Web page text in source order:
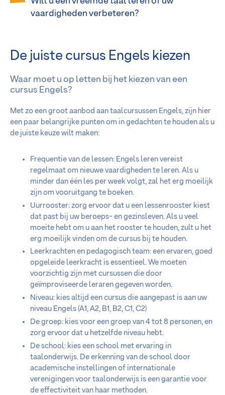
vaardigheden verbeteren?
De juiste cursus Engels kiezen
Waar moet u op letten bij het kiezen van een
cursus Engels?
Met zo een groot aanbod aan taalcursussen Engels, zijn hier
een paar belangrijke punten om in gedachten te houden als u
de juiste keuze wilt maken:
Frequentie van de lessen: Engels leren vereist
regelmaat om nieuwe vaardigheden te leren. Als u
minder dan één les per week volgt, zal het erg moeilijk
zijn om vooruitgang te boeken.
Uurrooster: zorg ervoor dat u een lessenrooster kiest
dat past bij uw beroeps- en gezinsleven. Als u veel
moeite hebt om u aan het rooster te houden, zult u het
erg moeilijk vinden om de cursus bij te houden.
Leerkrachten en pedagogisch team: een ervaren, goed
opgeleide leerkracht is essentieel. We moeten
voorzichtig zijn met cursussen die door
geïmproviseerde leraren gegeven worden.
Niveau: kies altijd een cursus die aangepast is aan uw
niveau Engels (A1, A2, B1, B2, C1, C2)
De groep: kies voor een groep van 4 tot 8 personen, en
zorg ervoor dat u hetzelfde niveau hebt.
De school: kies een school met ervaring in
taalonderwijs. De erkenning van de school door
academische instellingen of internationale
verenigingen voor taalonderwijs is een garantie voor
de effectiviteit van haar methoden.